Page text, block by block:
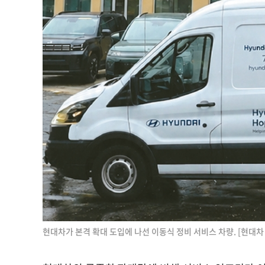
현대차가 본격 확대 도입에 나선 이동식 정비 서비스 차량. [현대